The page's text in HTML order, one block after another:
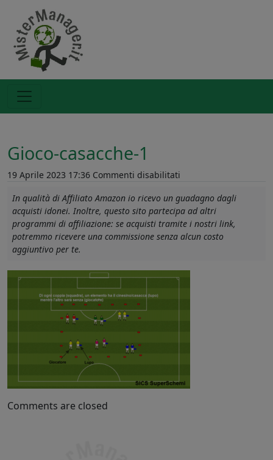
Gioco-casacche-1
19 Aprile 2023 17:36 Commenti disabilitati
casacche-
1
In qualità di Affiliato Amazon io ricevo un guadagno dagli
acquisti idonei. Inoltre, questo sito partecipa ad altri
programmi di affiliazione: se acquisti tramite i nostri link,
potremmo ricevere una commissione senza alcun costo
aggiuntivo per te.
Comments are closed